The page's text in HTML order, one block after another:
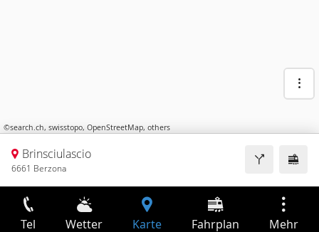
©search.ch, swisstopo, OpenStreetMap, others
Brinsciulascio
6661 Berzona
Tel Wetter Karte Fahrplan Mehr